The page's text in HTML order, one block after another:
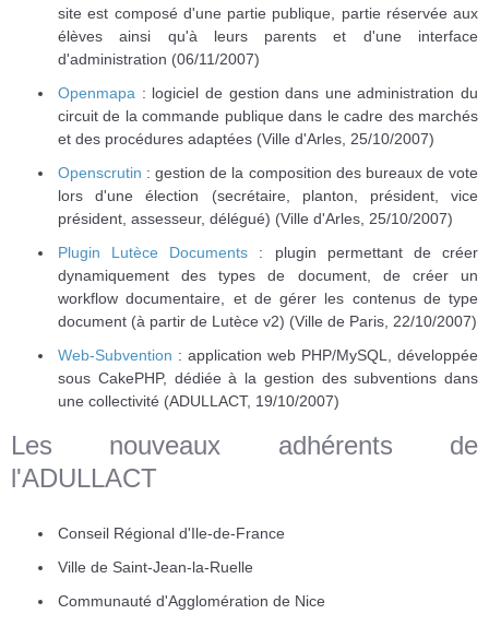
site est composé d'une partie publique, partie réservée aux
élèves ainsi qu'à leurs parents et d'une interface
d'administration (06/11/2007)
Openmapa : logiciel de gestion dans une administration du
circuit de la commande publique dans le cadre des marchés
et des procédures adaptées (Ville d'Arles, 25/10/2007)
Openscrutin : gestion de la composition des bureaux de vote
lors d'une élection (secrétaire, planton, président, vice
président, assesseur, délégué) (Ville d'Arles, 25/10/2007)
Plugin Lutèce Documents : plugin permettant de créer
dynamiquement des types de document, de créer un
workflow documentaire, et de gérer les contenus de type
document (à partir de Lutèce v2) (Ville de Paris, 22/10/2007)
Web-Subvention : application web PHP/MySQL, développée
sous CakePHP, dédiée à la gestion des subventions dans
une collectivité (ADULLACT, 19/10/2007)
Les nouveaux adhérents de
l'ADULLACT
Conseil Régional d'Ile-de-France
Ville de Saint-Jean-la-Ruelle
Communauté d'Agglomération de Nice